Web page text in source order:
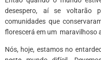
desespero, aí se voltarão
comunidades que
florescerá em um maravilhoso
Nós, hoje, estamos no